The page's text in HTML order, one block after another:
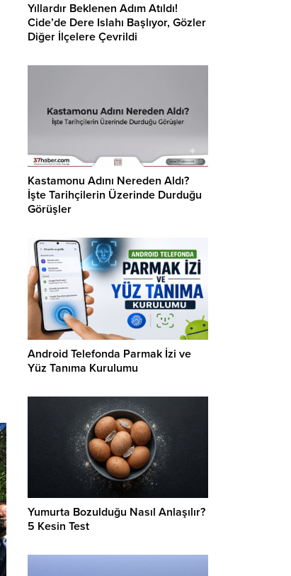
Yıllardır Beklenen Adım Atıldı!
Cide’de Dere Islahı Başlıyor, Gözler
Diğer İlçelere Çevrildi
Kastamonu Adını Nereden Aldı?
İşte Tarihçilerin Üzerinde Durduğu
Görüşler
Android Telefonda Parmak İzi ve
Yüz Tanıma Kurulumu
Yumurta Bozulduğu Nasıl Anlaşılır?
5 Kesin Test